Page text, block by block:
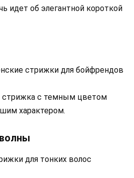
идет об элегантной короткой
стрижка с темным цветом
характером.